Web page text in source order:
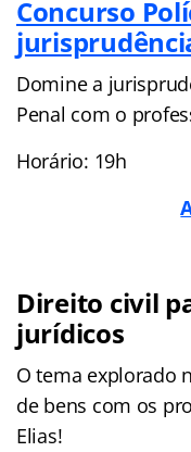
Concurso
Domine a
Penal com o
Horário: 19h
Direito civil
jurídicos
O tema explorado
de bens com os
Elias!